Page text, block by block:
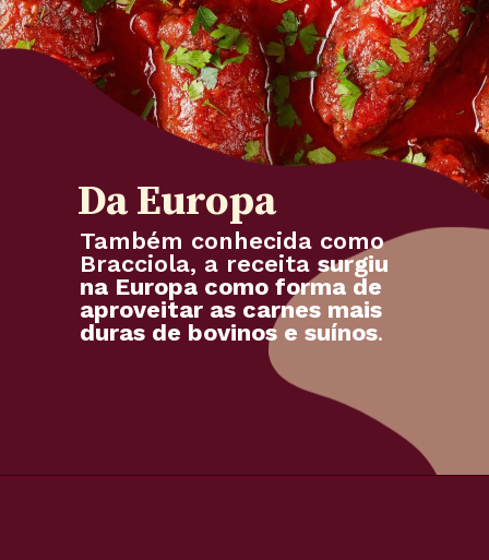
Também conhecida como
Bracciola, a receita surgiu
na Europa como forma de
aproveitar as carnes mais
duras de bovinos e suínos.
Da Europa